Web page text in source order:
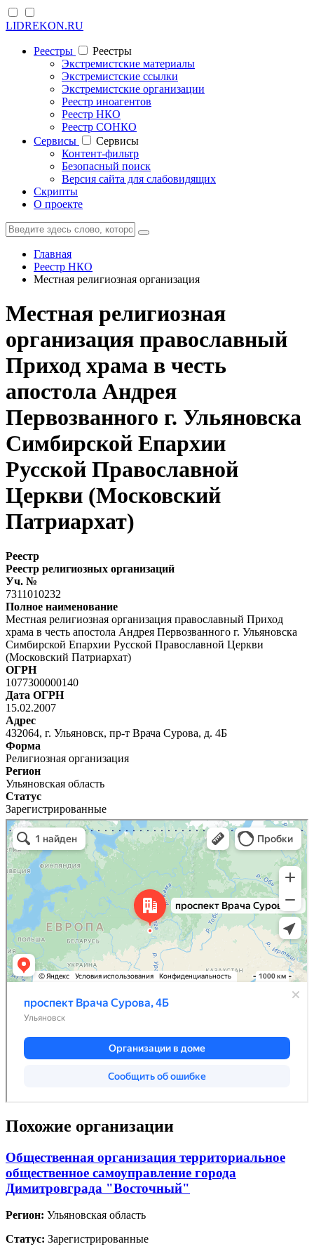
LIDREKON.RU
Реестры
Реестры
Экстремистские материалы
Экстремистские ссылки
Экстремистские организации
Реестр иноагентов
Реестр НКО
Реестр СОНКО
Cервисы
Cервисы
Контент-фильтр
Безопасный поиск
Версия сайта для слабовидящих
Скрипты
О проекте
Главная
Реестр НКО
Местная религиозная организация
Местная религиозная
организация православный
Приход храма в честь
апостола Андрея
Первозванного г. Ульяновска
Симбирской Епархии
Русской Православной
Церкви (Московский
Патриархат)
Реестр
Реестр религиозных организаций
Уч. №
7311010232
Полное наименование
Местная религиозная организация православный Приход
храма в честь апостола Андрея Первозванного г. Ульяновска
Симбирской Епархии Русской Православной Церкви
(Московский Патриархат)
ОГРН
1077300000140
Дата ОГРН
15.02.2007
Адрес
432064, г. Ульяновск, пр-т Врача Сурова, д. 4Б
Форма
Религиозная организация
Регион
Ульяновская область
Статус
Зарегистрированные
Похожие организации
Общественная организация территориальное
общественное самоуправление города
Димитровграда "Восточный"
Регион: Ульяновская область
Статус: Зарегистрированные